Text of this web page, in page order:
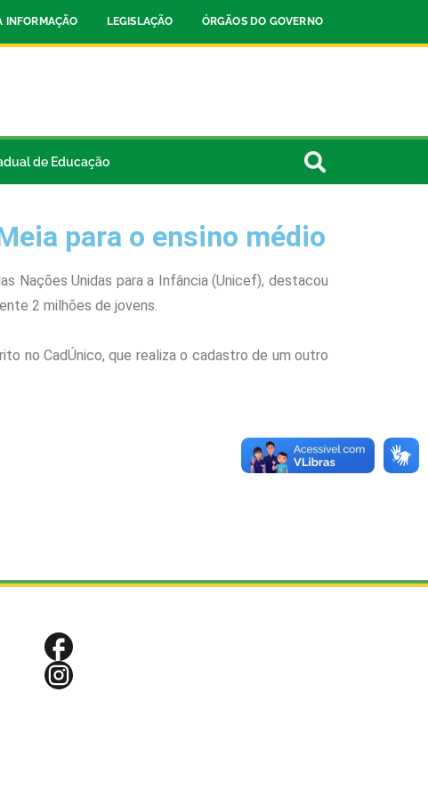
INFORMAÇÃO LEGISLAÇÃO ÓRGÃOS DO GOVERNO
de Educação
para o ensino médio
Nações Unidas para a Infância (Unicef), destacou
2 milhões de jovens.
no CadÚnico, que realiza o cadastro de um outro